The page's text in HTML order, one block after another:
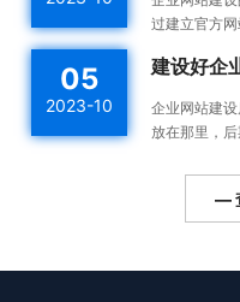
过建立官方
一件...
05
2023-10
建设好企
企业网站建
放在那里，
助更...
—